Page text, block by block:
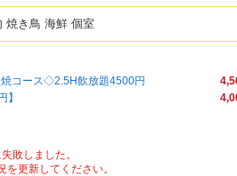
焼き鳥 海鮮 個室
コース◇2.5H飲放題4500円
敗しました。
更新してください。